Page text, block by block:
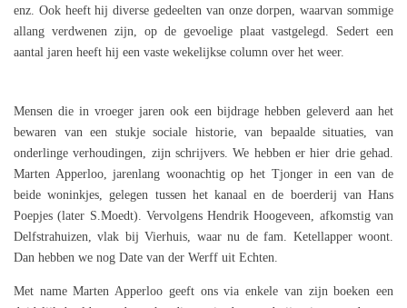
enz. Ook heeft hij diverse gedeelten van onze dorpen, waarvan sommige
allang verdwenen zijn, op de gevoelige plaat vastgelegd. Sedert een
aantal jaren heeft hij een vaste wekelijkse column over het weer.
Mensen die in vroeger jaren ook een bijdrage hebben geleverd aan het
bewaren van een stukje sociale historie, van bepaalde situaties, van
onderlinge verhoudingen, zijn schrijvers. We hebben er hier drie gehad.
Marten Apperloo, jarenlang woonachtig op het Tjonger in een van de
beide woninkjes, gelegen tussen het kanaal en de boerderij van Hans
Poepjes (later S.Moedt). Vervolgens Hendrik Hoogeveen, afkomstig van
Delfstrahuizen, vlak bij Vierhuis, waar nu de fam. Ketellapper woont.
Dan hebben we nog Date van der Werff uit Echten.
Met name Marten Apperloo geeft ons via enkele van zijn boeken een